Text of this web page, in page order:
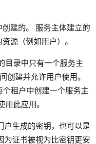
建的。 服务主体建立的
源（例如用户）。
目录中只有一个服务主
创建并允许用户使用。
租户中创建一个服务主
此应用。
户生成的密钥，也可以是
为证书被视为比密钥更安